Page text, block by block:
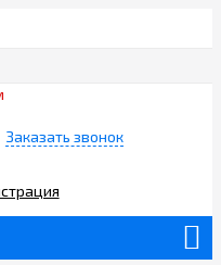
Заказать звонок